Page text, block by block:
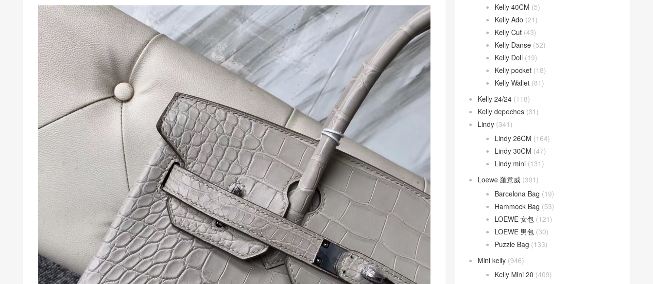
Kelly 40CM (5)
Kelly Ado (21)
Kelly Cut (43)
Kelly Danse (52)
Kelly Doll (19)
Kelly pocket (18)
Kelly Wallet (81)
Kelly 24/24 (118)
Kelly depeches (31)
Lindy (341)
Lindy 26CM (164)
Lindy 30CM (47)
Lindy mini (131)
Loewe 羅意威 (391)
Barcelona Bag (19)
Hammock Bag (53)
LOEWE 女包 (121)
LOEWE 男包 (30)
Puzzle Bag (133)
Mini kelly (946)
Kelly Mini 20 (409)